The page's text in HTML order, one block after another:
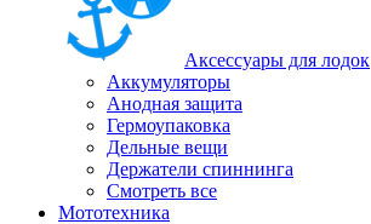
Аксессуары для лодок
Аккумуляторы
Анодная защита
Гермоупаковка
Дельные вещи
Держатели спиннинга
Смотреть все
Мототехника